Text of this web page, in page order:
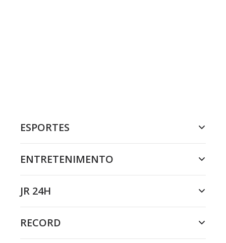
ESPORTES
ENTRETENIMENTO
JR 24H
RECORD